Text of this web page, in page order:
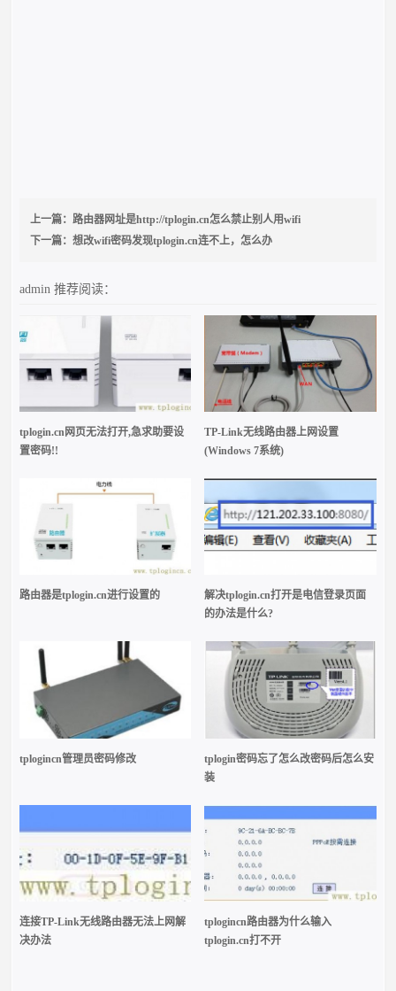
上一篇：路由器网址是http://tplogin.cn怎么禁止别人用wifi
下一篇：想改wifi密码发现tplogin.cn连不上，怎么办
admin推荐阅读：
tplogin.cn网页无法打开,急求助要设
置密码!!
TP-Link无线路由器上网设置
(Windows 7系统)
路由器是tplogin.cn进行设置的
解决tplogin.cn打开是电信登录页面
的办法是什么?
tplogincn管理员密码修改
tplogin密码忘了怎么改密码后怎么安
装
连接TP-Link无线路由器无法上网解
决办法
tplogincn路由器为什么输入
tplogin.cn打不开